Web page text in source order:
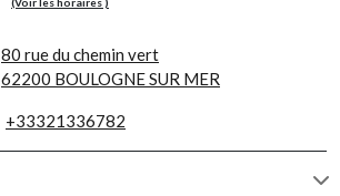
(Voir les horaires )
80 rue du chemin vert
62200 BOULOGNE SUR MER
+33321336782